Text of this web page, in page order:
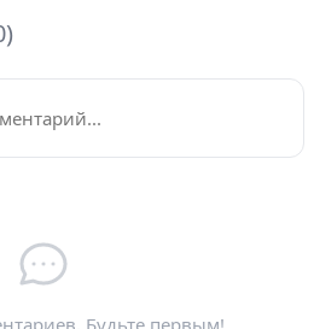
Будьте первым!